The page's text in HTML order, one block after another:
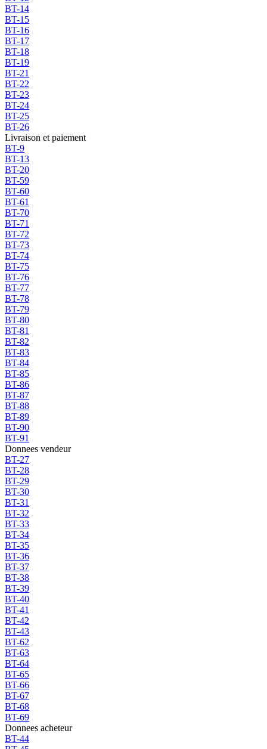
BT-14
BT-15
BT-16
BT-17
BT-18
BT-19
BT-21
BT-22
BT-23
BT-24
BT-25
BT-26
Livraison et paiement
BT-9
BT-13
BT-20
BT-59
BT-60
BT-61
BT-70
BT-71
BT-72
BT-73
BT-74
BT-75
BT-76
BT-77
BT-78
BT-79
BT-80
BT-81
BT-82
BT-83
BT-84
BT-85
BT-86
BT-87
BT-88
BT-89
BT-90
BT-91
Donnees vendeur
BT-27
BT-28
BT-29
BT-30
BT-31
BT-32
BT-33
BT-34
BT-35
BT-36
BT-37
BT-38
BT-39
BT-40
BT-41
BT-42
BT-43
BT-62
BT-63
BT-64
BT-65
BT-66
BT-67
BT-68
BT-69
Donnees acheteur
BT-44